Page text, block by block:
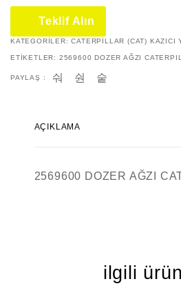
Teklif Alın
KATEGORILER:CATERPILLAR (CAT) KAZICI
ETIKETLER: 2569600 DOZER AĞZI
PAYLAŞ :
AÇIKLAMA
2569600 DOZER AĞZI
i̇lgili